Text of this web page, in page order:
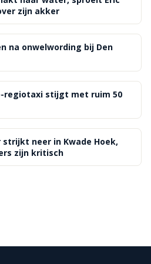
zijn akker
na onwelwording bij Den
regiotaxi stijgt met ruim 50
strijkt neer in Kwade Hoek,
zijn kritisch